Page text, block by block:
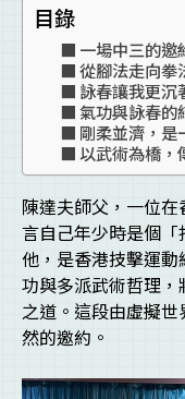
目錄
一場中三的邀
從腳法走向拳
詠春讓我更沉
氣功與詠春的
剛柔並濟，是
以武術為橋，
陳達夫師父，一位
言自己年少時是個
他，是香港技擊運
功與多派武術哲理
之道。這段由虛擬
然的邀約。